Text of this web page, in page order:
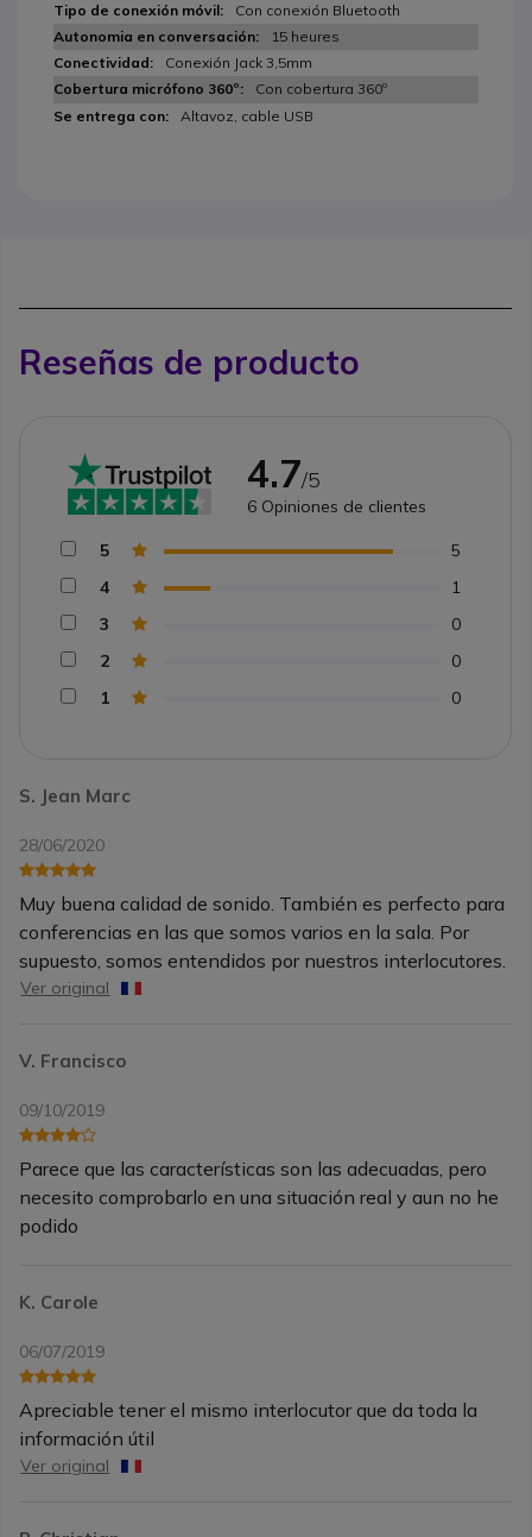
Con conexión Bluetooth
15 heures
Conexión Jack 3,5mm
Con cobertura 360º
Altavoz, cable USB
Reseñas de producto
S. Jean Marc
28/06/2020
Muy buena calidad de sonido. También es perfecto para
conferencias en las que somos varios en la sala. Por
supuesto, somos entendidos por nuestros interlocutores.
Ver original
V. Francisco
09/10/2019
Parece que las características son las adecuadas, pero
necesito comprobarlo en una situación real y aun no he
podido
K. Carole
06/07/2019
Apreciable tener el mismo interlocutor que da toda la
información útil
Ver original
4.7/5
6 Opiniones de clientes
5
5
4
1
3
0
2
0
1
0